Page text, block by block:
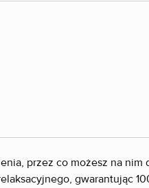
przez co możesz na nim
gwarantując